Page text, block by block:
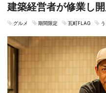
建築経営者が修業し
グルメ 期間限定 瓦町FLAG